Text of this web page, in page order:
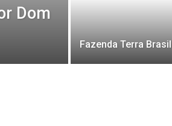
Dom
Fazenda Terra Brasil